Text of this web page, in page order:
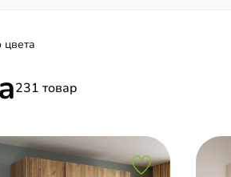
231 товар